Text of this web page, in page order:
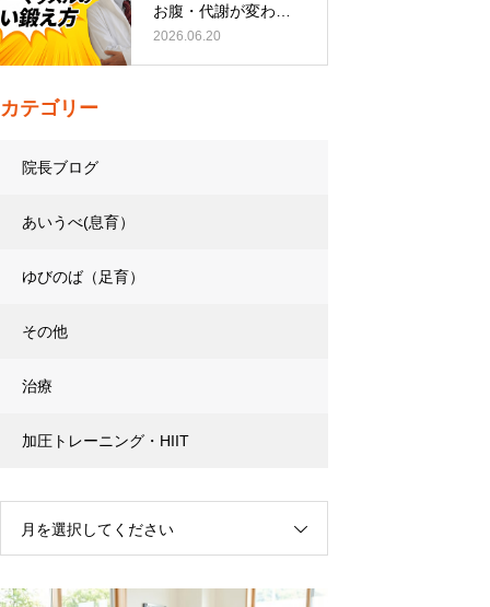
お腹・代謝が変わる
トレーニング…
2026.06.20
カテゴリー
院長ブログ
あいうべ(息育）
ゆびのば（足育）
その他
治療
加圧トレーニング・HIIT
月を選択してください